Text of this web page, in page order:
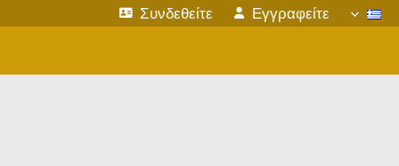
Συνδεθείτε Εγγραφείτε